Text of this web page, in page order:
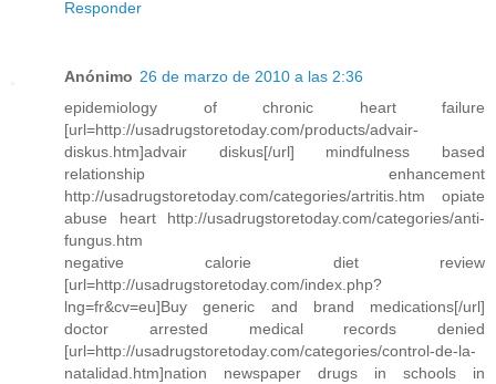
Responder
Anónimo 26 de marzo de 2010 a las 2:36
epidemiology of chronic heart failure
[url=http://usadrugstoretoday.com/products/advair-
diskus.htm]advair diskus[/url] mindfulness based
relationship enhancement
http://usadrugstoretoday.com/categories/artritis.htm opiate
abuse heart http://usadrugstoretoday.com/categories/anti-
fungus.htm
negative calorie diet review
[url=http://usadrugstoretoday.com/index.php?
lng=fr&cv=eu]Buy generic and brand medications[/url]
doctor arrested medical records denied
[url=http://usadrugstoretoday.com/categories/control-de-la-
natalidad.htm]nation newspaper drugs in schools in